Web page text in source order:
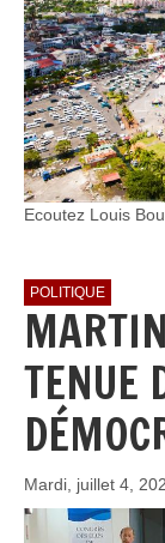
Ecoutez Louis
POLITIQUE
TENUE
Mardi, juillet 4,